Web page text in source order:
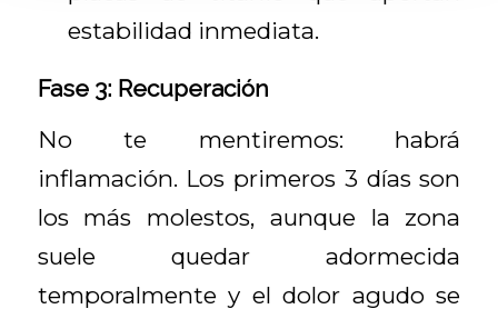
estabilidad inmediata.
Fase 3: Recuperación
No te mentiremos: habrá
inflamación. Los primeros 3 días son
los más molestos, aunque la zona
suele quedar adormecida
temporalmente y el dolor agudo se